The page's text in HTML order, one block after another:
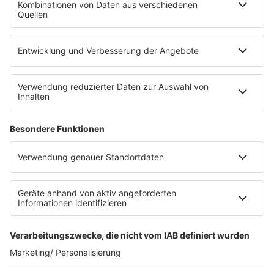
Die Uniklinik Tübingen hat ein neues Fahrradparkhaus
eröffnet. Direkt an der Medizinischen Klinik bietet es
E-Bikes über eine Photovoltaikanlage auf dem …
Impressum
Datenschutzerklärung
Datenschutzeinstellungen